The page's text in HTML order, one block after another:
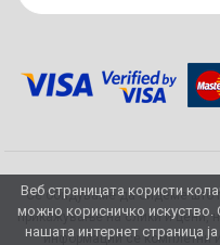
Веб страницата користи
можно корисничко
нашата интернет страница
Се обидуваме да бидеме што
прикажување на слики и цени,
информации се комплетни